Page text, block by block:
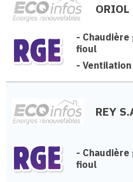
ORIOL
- Chaudière
fioul
- Ventilation
REY
- Chaudière
fioul